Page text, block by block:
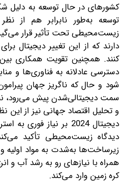
کشورهای در حال توسعه به دلیل
توسعه به‌طور نابرابر هم از
زیست‌محیطی تحت تأثیر قرار
دارند که از این تغییر دیجیتال‌
کنند. همچنین تقویت همکاری
دسترسی عادلانه به فناوری‌ها و
شود و حال که ناگریز جهان
سمت دیجیتالی‌شدن پیش می‌رود،
و تحلیل اقتصاد جهانی نیز از این
دیجیتال 2024 بر نیاز
دیدگاه زیست‌محیطی تأکید
زیرساخت‌ها به‌شدت به مواد اولیه
همراه با نیازهای رو به رشد آب و
کره زمین وارد می‌کند.